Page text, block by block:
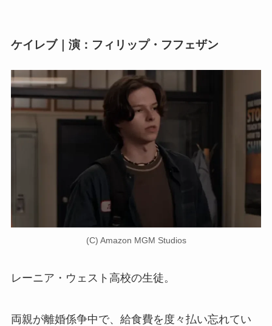
ケイレブ｜演：フィリップ・フフェザン
(C) Amazon MGM Studios
レーニア・ウェスト高校の生徒。
両親が離婚係争中で、給食費を度々払い忘れてい